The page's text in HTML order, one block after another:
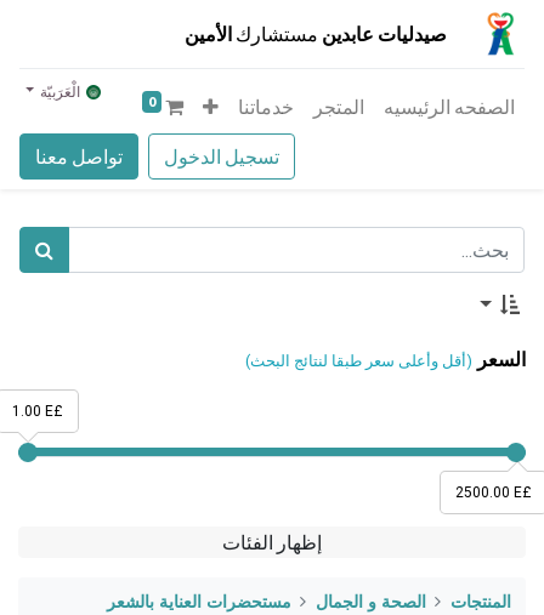
صيدليات عابدين مستشارك الأمين
تسجيل الدخول تواصل معنا
الصفحه الرئيسيه المتجر خدماتنا 0 الْعَرَبيّة
إظهار الفئات
السعر (أقل وأعلى سعر طبقا لنتائج البحث)
2500.00 E£
1.00 E£
المنتجات الصحة و الجمال
مستحضرات العناية بالشعر